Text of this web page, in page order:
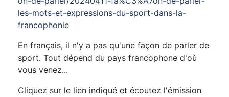
les-mots-et-expressions-du-sport-dans-la-
francophonie
En français, il n'y a pas qu'une façon de parler de
sport. Tout dépend du pays francophone d'où
vous venez...
Cliquez sur le lien indiqué et écoutez l'émission